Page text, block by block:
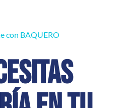
con BAQUERO